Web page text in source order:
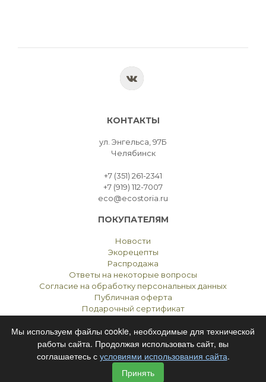
КОНТАКТЫ
ул. Энгельса, 97Б
Челябинск
+7 (351) 261-2341
+7 (919) 112-7007
eco@ecostoria.ru
ПОКУПАТЕЛЯМ
Новости
Экорецепты
Распродажа
Ответы на некоторые вопросы
Согласие на обработку персональных данных
Публичная оферта
Подарочный сертификат
ЭКОСТОРИЯЧЕЛЯБИНСК © 2021
Мы используем файлы cookie, необходимые для технической
работы сайта. Продолжая использовать сайт, вы
соглашаетесь с условиями использования сайта.
Принять